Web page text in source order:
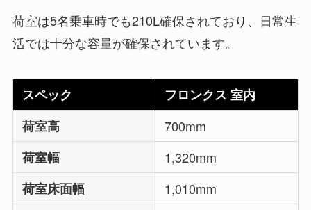
荷室は5名乗車時でも210L確保されており、日常生
活では十分な容量が確保されています。
スペック
フロンクス 室内
荷室高
700mm
荷室幅
1,320mm
荷室床面幅
1,010mm